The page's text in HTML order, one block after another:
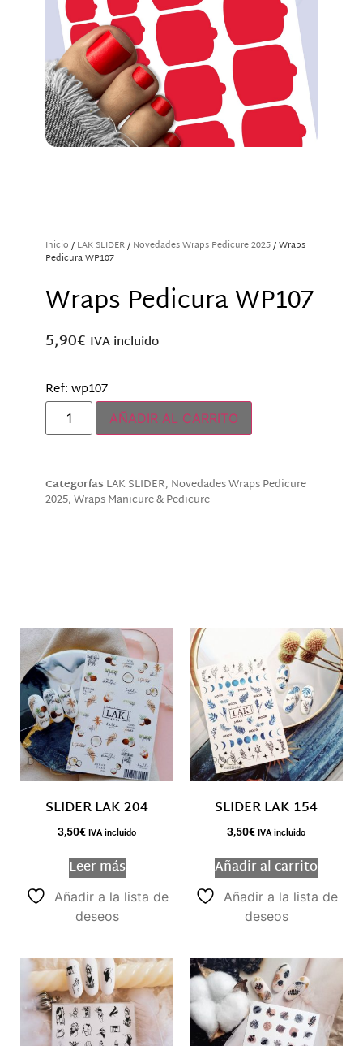
Inicio / LAK SLIDER/ Novedades Wraps Pedicure 2025/ Wraps
Pedicura WP107
Wraps Pedicura WP107
5,90€ IVA incluido
Ref: wp107
AÑADIR AL CARRITO
Categorías LAK SLIDER, Novedades Wraps Pedicure
2025,Wraps Manicure & Pedicure
SLIDER LAK 204
3,50€ IVA incluido
Leer más
Añadir a la lista de
deseos
SLIDER LAK 154
3,50€ IVA incluido
Añadir al carrito
Añadir a la lista de
deseos